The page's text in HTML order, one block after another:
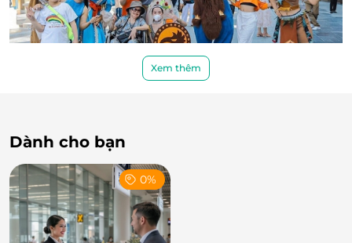
trong làn nước mát lạnh. Hai
lượn đầy thử thách và bể tạo sóng khổng lồ sẽ mang
đến những giây phút thỏa sức vui chơi, giúp bạn giải
tỏa mọi căng thẳng. Đây cũng là nơi lý tưởng để các
gia đình vui chơi cùng nhau, với các trò chơi phù hợp
Xem thêm
Dành cho bạn
0%